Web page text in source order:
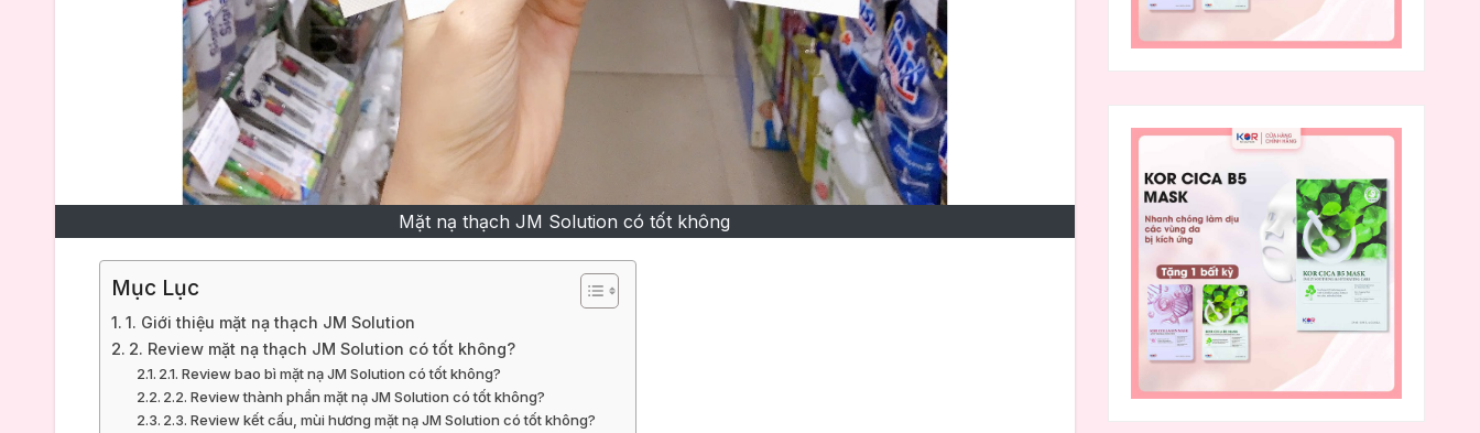
Mặt nạ thạch JM Solution có tốt không
Mục Lục
1. Giới thiệu mặt nạ thạch JM Solution
2. Review mặt nạ thạch JM Solution có tốt không?
2.1. Review bao bì mặt nạ JM Solution có tốt không?
2.2. Review thành phần mặt nạ JM Solution có tốt không?
2.3. Review kết cấu, mùi hương mặt nạ JM Solution có tốt không?